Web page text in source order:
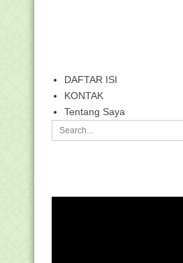
DAFTAR ISI
KONTAK
Tentang Saya